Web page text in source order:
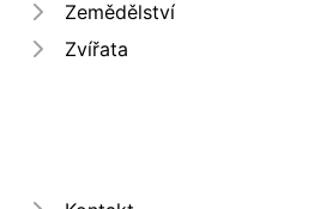
Zemědělství
Zvířata